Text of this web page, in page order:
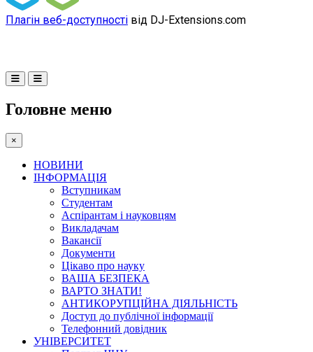
Плагін веб-доступності від DJ-Extensions.com
Головне меню
×
НОВИНИ
ІНФОРМАЦІЯ
Вступникам
Студентам
Аспірантам і науковцям
Викладачам
Вакансії
Документи
Цікаво про науку
ВАША БЕЗПЕКА
ВАРТО ЗНАТИ!
АНТИКОРУПЦІЙНА ДІЯЛЬНІСТЬ
Доступ до публічної інформації
Телефонний довідник
УНІВЕРСИТЕТ